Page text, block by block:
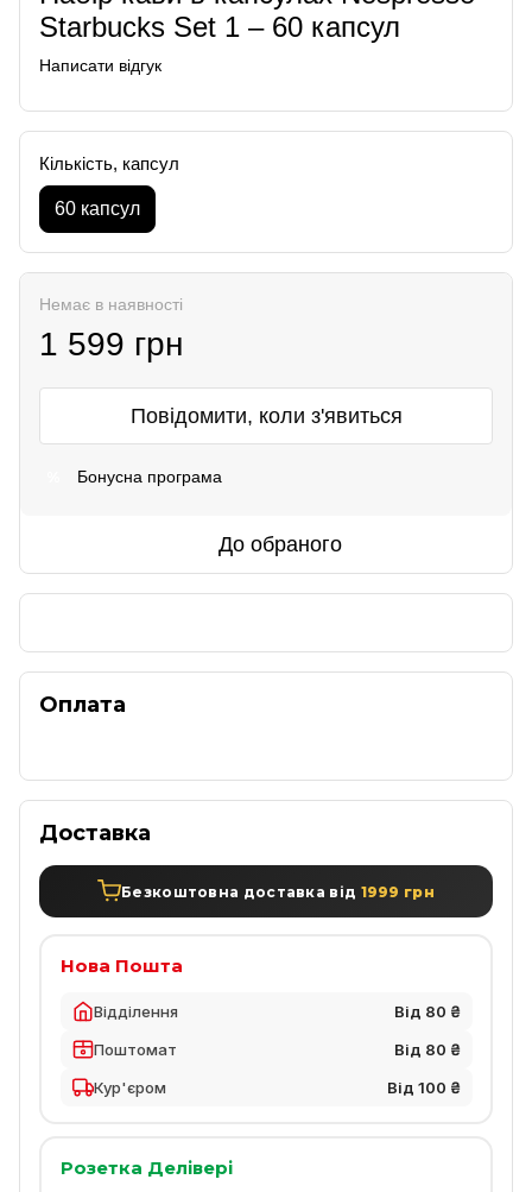
Starbucks Set 1 – 60 капсул
Написати відгук
Кількість, капсул
60 капсул
Немає в наявності
1 599 грн
Повідомити, коли з'явиться
Бонусна програма
До обраного
Оплата
Доставка
Безкоштовна доставка від 1999 грн
Нова Пошта
Відділення
Від 80 ₴
Поштомат
Від 80 ₴
Кур'єром
Від 100 ₴
Розетка Делівері